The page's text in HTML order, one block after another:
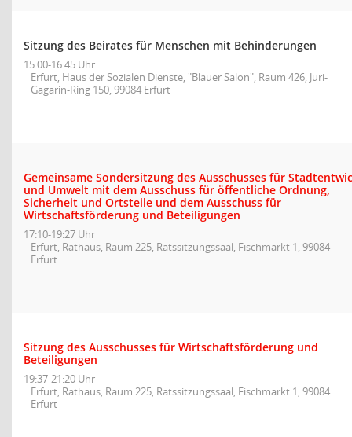
Sitzung des Beirates für Menschen mit Behinderungen
15:00-16:45 Uhr
Erfurt, Haus der Sozialen Dienste, "Blauer Salon", Raum 426, Juri-
Gagarin-Ring 150, 99084 Erfurt
Gemeinsame Sondersitzung des Ausschusses für
und Umwelt mit dem Ausschuss für öffentliche Ordnung,
Sicherheit und Ortsteile und dem Ausschuss für
Wirtschaftsförderung und Beteiligungen
17:10-19:27 Uhr
Erfurt, Rathaus, Raum 225, Ratssitzungssaal, Fischmarkt 1, 99084
Erfurt
Sitzung des Ausschusses für Wirtschaftsförderung und
Beteiligungen
19:37-21:20 Uhr
Erfurt, Rathaus, Raum 225, Ratssitzungssaal, Fischmarkt 1, 99084
Erfurt